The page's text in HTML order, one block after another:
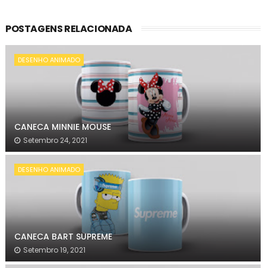
POSTAGENS RELACIONADA
DESENHO ANIMADO
CANECA MINNIE MOUSE
Setembro 24, 2021
DESENHO ANIMADO
CANECA BART SUPREME
Setembro 19, 2021